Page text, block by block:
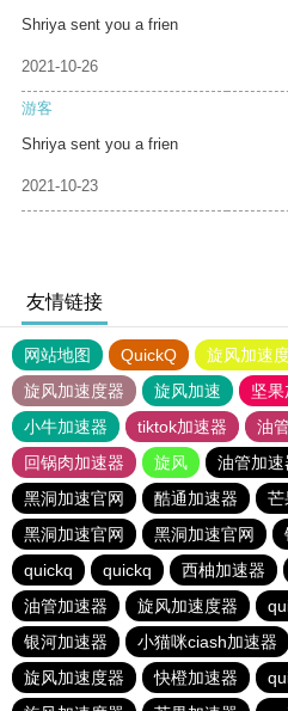
Shriya sent you a frien
2021-10-26
游客
Shriya sent you a frien
2021-10-23
友情链接
网站地图 QuickQ 旋风加速
旋风加速度器
旋风加速 坚
小牛加速器
tiktok加速器 油
回锅肉加速器
旋风 油管加速
黑洞加速官网
酷通加速器 芒
黑洞加速官网
黑洞加速官网
quickq
quickq 西柚加速器
油管加速器
旋风加速度器
银河加速器
小猫咪ciash加速器
旋风加速度器
快橙加速器